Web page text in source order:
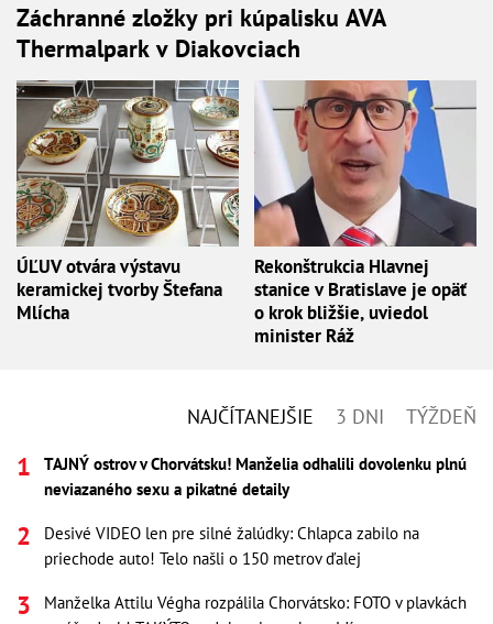
Záchranné zložky pri kúpalisku AVA
Thermalpark v Diakovciach
ÚĽUV otvára výstavu
keramickej tvorby Štefana
Mlícha
Rekonštrukcia Hlavnej
stanice v Bratislave je opäť
o krok bližšie, uviedol
minister Ráž
NAJČÍTANEJŠIE 3 DNI TÝŽDEŇ
TAJNÝ ostrov v Chorvátsku! Manželia odhalili dovolenku plnú
neviazaného sexu a pikatné detaily
Desivé VIDEO len pre silné žalúdky: Chlapca zabilo na
priechode auto! Telo našli o 150 metrov ďalej
Manželka Attilu Végha rozpálila Chorvátsko: FOTO v plavkách